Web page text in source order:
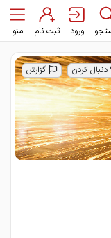
ورود ثبت نام منو
دنبال کردن گزارش